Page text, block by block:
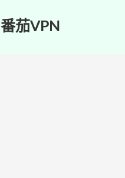
番茄VPN